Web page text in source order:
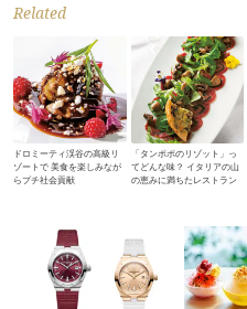
Related
ドロミーティ渓谷の高級リ
ゾートで 美食を楽しみなが
らプチ社会貢献
「タンポポのリゾット」っ
てどんな味？ イタリアの山
の恵みに満ちたレストラン